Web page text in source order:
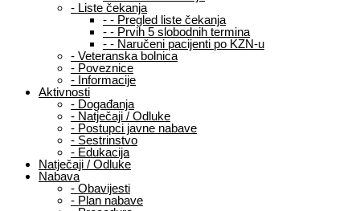
- Liste čekanja
- - Pregled liste čekanja
- - Prvih 5 slobodnih termina
- - Naručeni pacijenti po KZN-u
- Veteranska bolnica
- Poveznice
- Informacije
Aktivnosti
- Događanja
- Natječaji / Odluke
- Postupci javne nabave
- Sestrinstvo
- Edukacija
Natječaji / Odluke
Nabava
- Obavijesti
- Plan nabave